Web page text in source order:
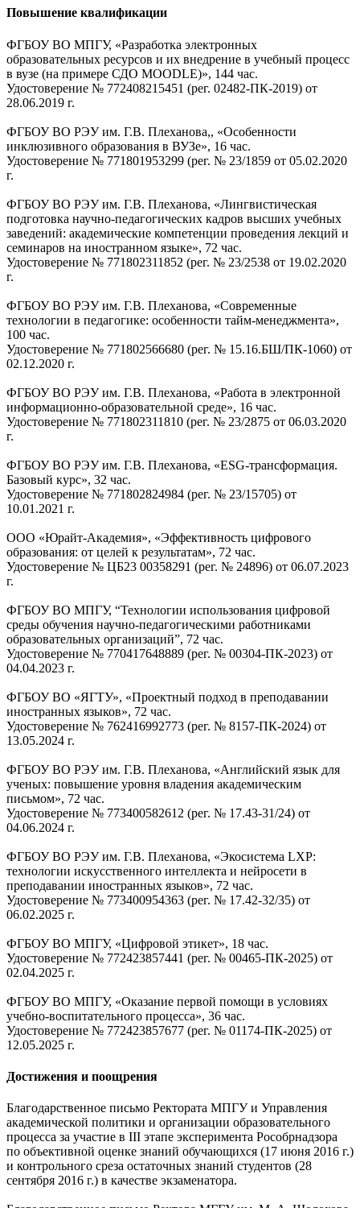
Повышение квалификации
ФГБОУ ВО МПГУ, «Разработка электронных
образовательных ресурсов и их внедрение в учебный процесс
в вузе (на примере СДО MOODLE)», 144 час.
Удостоверение № 772408215451 (рег. 02482-ПК-2019) от
28.06.2019 г.
ФГБОУ ВО РЭУ им. Г.В. Плеханова,, «Особенности
инклюзивного образования в ВУЗе», 16 час.
Удостоверение № 771801953299 (рег. № 23/1859 от 05.02.2020
г.
ФГБОУ ВО РЭУ им. Г.В. Плеханова, «Лингвистическая
подготовка научно-педагогических кадров высших учебных
заведений: академические компетенции проведения лекций и
семинаров на иностранном языке», 72 час.
Удостоверение № 771802311852 (рег. № 23/2538 от 19.02.2020
г.
ФГБОУ ВО РЭУ им. Г.В. Плеханова, «Современные
технологии в педагогике: особенности тайм-менеджмента»,
100 час.
Удостоверение № 771802566680 (рег. № 15.16.БШ/ПК-1060) от
02.12.2020 г.
ФГБОУ ВО РЭУ им. Г.В. Плеханова, «Работа в электронной
информационно-образовательной среде», 16 час.
Удостоверение № 771802311810 (рег. № 23/2875 от 06.03.2020
г.
ФГБОУ ВО РЭУ им. Г.В. Плеханова, «ESG-трансформация.
Базовый курс», 32 час.
Удостоверение № 771802824984 (рег. № 23/15705) от
10.01.2021 г.
ООО «Юрайт-Академия», «Эффективность цифрового
образования: от целей к результатам», 72 час.
Удостоверение № ЦБ23 00358291 (рег. № 24896) от 06.07.2023
г.
ФГБОУ ВО МПГУ, “Технологии использования цифровой
среды обучения научно-педагогическими работниками
образовательных организаций”, 72 час.
Удостоверение № 770417648889 (рег. № 00304-ПК-2023) от
04.04.2023 г.
ФГБОУ ВО «ЯГТУ», «Проектный подход в преподавании
иностранных языков», 72 час.
Удостоверение № 762416992773 (рег. № 8157-ПК-2024) от
13.05.2024 г.
ФГБОУ ВО РЭУ им. Г.В. Плеханова, «Английский язык для
ученых: повышение уровня владения академическим
письмом», 72 час.
Удостоверение № 773400582612 (рег. № 17.43-31/24) от
04.06.2024 г.
ФГБОУ ВО РЭУ им. Г.В. Плеханова, «Экосистема LXP:
технологии искусственного интеллекта и нейросети в
преподавании иностранных языков», 72 час.
Удостоверение № 773400954363 (рег. № 17.42-32/35) от
06.02.2025 г.
ФГБОУ ВО МПГУ, «Цифровой этикет», 18 час.
Удостоверение № 772423857441 (рег. № 00465-ПК-2025) от
02.04.2025 г.
ФГБОУ ВО МПГУ, «Оказание первой помощи в условиях
учебно-воспитательного процесса», 36 час.
Удостоверение № 772423857677 (рег. № 01174-ПК-2025) от
12.05.2025 г.
Достижения и поощрения
Благодарственное письмо Ректората МПГУ и Управления
академической политики и организации образовательного
процесса за участие в III этапе эксперимента Рособрнадзора
по объективной оценке знаний обучающихся (17 июня 2016 г.)
и контрольного среза остаточных знаний студентов (28
сентября 2016 г.) в качестве экзаменатора.